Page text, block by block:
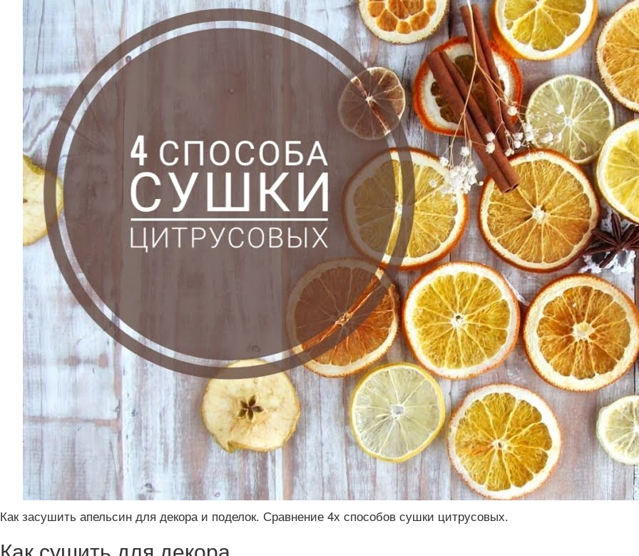
Как засушить апельсин для декора и поделок. Сравнение 4х способов сушки цитрусовых.